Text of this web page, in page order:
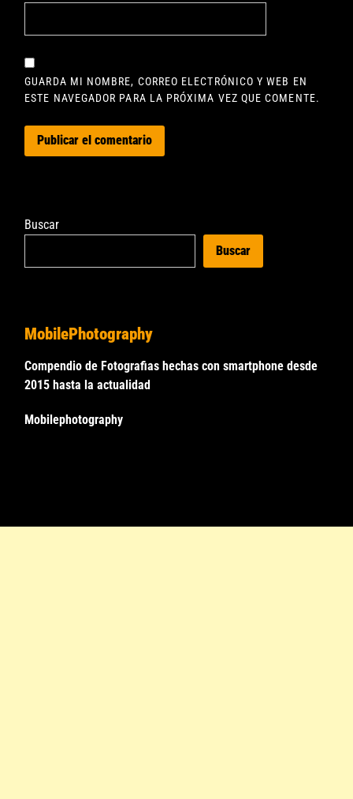
GUARDA MI NOMBRE, CORREO ELECTRÓNICO Y WEB EN
ESTE NAVEGADOR PARA LA PRÓXIMA VEZ QUE COMENTE.
Buscar
Buscar
MobilePhotography
Compendio de Fotografias hechas con smartphone desde
2015 hasta la actualidad
Mobilephotography